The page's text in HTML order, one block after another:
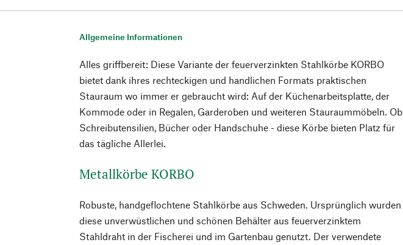
Allgemeine Informationen
Alles griffbereit: Diese Variante der feuerverzinkten Stahlkörbe KORBO
bietet dank ihres rechteckigen und handlichen Formats praktischen
Stauraum wo immer er gebraucht wird: Auf der Küchenarbeitsplatte, der
Kommode oder in Regalen, Garderoben und weiteren Stauraummöbeln. Ob
Schreibutensilien, Bücher oder Handschuhe - diese Körbe bieten Platz für
das tägliche Allerlei.
Metallkörbe KORBO
Robuste, handgeflochtene Stahlkörbe aus Schweden. Ursprünglich wurden
diese unverwüstlichen und schönen Behälter aus feuerverzinktem
Stahldraht in der Fischerei und im Gartenbau genutzt. Der verwendete